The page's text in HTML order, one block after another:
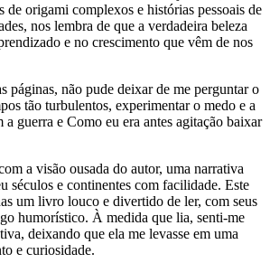
de origami complexos e histórias pessoais de
nos lembra de que a verdadeira beleza
e no crescimento que vêm de nos
páginas, não pude deixar de me perguntar o
tão turbulentos, experimentar o medo e a
a guerra e Como eu era antes agitação baixar
a visão ousada do autor, uma narrativa
séculos e continentes com facilidade. Este
um livro louco e divertido de ler, com seus
humorístico. À medida que lia, senti-me
deixando que ela me levasse em uma
e curiosidade.